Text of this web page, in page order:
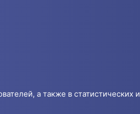
а также в статистических и